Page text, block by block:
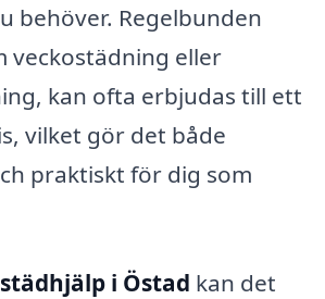
behöver. Regelbunden
veckostädning eller
kan ofta erbjudas till ett
vilket gör det både
praktiskt för dig som
städhjälp i Östad kan det